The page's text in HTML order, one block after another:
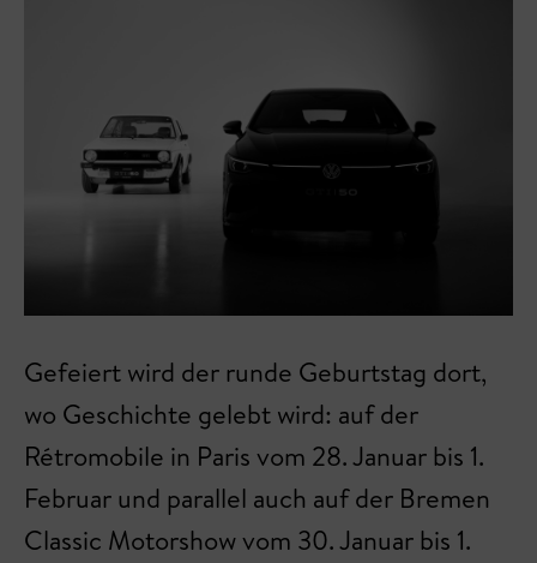
Gefeiert wird der runde Geburtstag dort,
wo Geschichte gelebt wird: auf der
Rétromobile in Paris vom 28. Januar bis 1.
Februar und parallel auch auf der Bremen
Classic Motorshow vom 30. Januar bis 1.